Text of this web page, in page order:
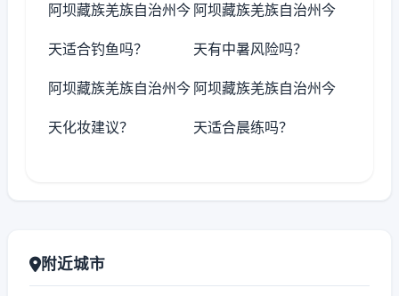
阿坝藏族羌族自治州今
天适合钓鱼吗？
阿坝藏族羌族自治州今
天有中暑风险吗？
阿坝藏族羌族自治州今
天化妆建议？
阿坝藏族羌族自治州今
天适合晨练吗？
附近城市